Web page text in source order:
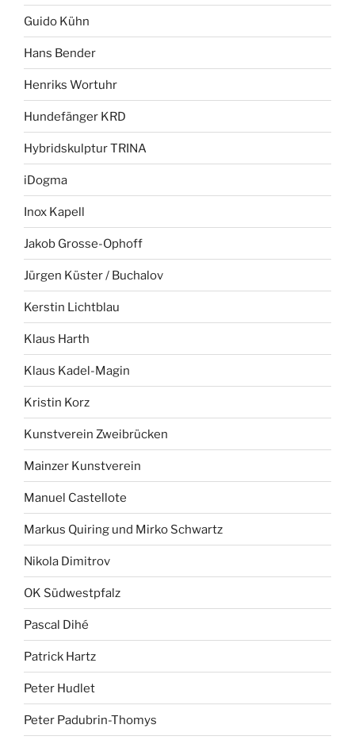
Guido Kühn
Hans Bender
Henriks Wortuhr
Hundefänger KRD
Hybridskulptur TRINA
iDogma
Inox Kapell
Jakob Grosse-Ophoff
Jürgen Küster / Buchalov
Kerstin Lichtblau
Klaus Harth
Klaus Kadel-Magin
Kristin Korz
Kunstverein Zweibrücken
Mainzer Kunstverein
Manuel Castellote
Markus Quiring und Mirko Schwartz
Nikola Dimitrov
OK Südwestpfalz
Pascal Dihé
Patrick Hartz
Peter Hudlet
Peter Padubrin-Thomys